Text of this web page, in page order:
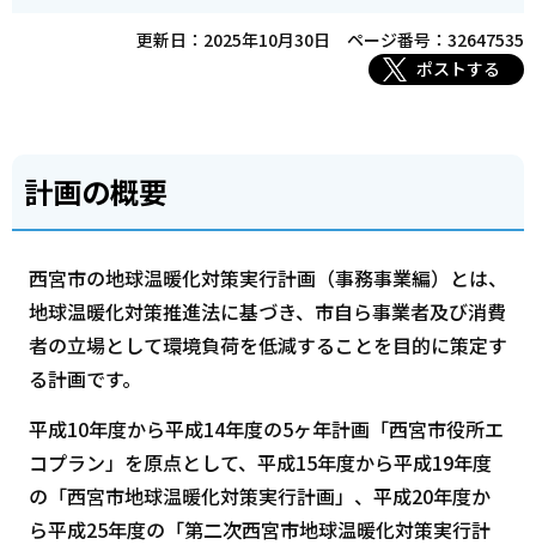
更新日：2025年10月30日
ページ番号：32647535
ポストする
計画の概要
西宮市の地球温暖化対策実行計画（事務事業編）とは、
地球温暖化対策推進法に基づき、市自ら事業者及び消費
者の立場として環境負荷を低減することを目的に策定す
る計画です。
平成10年度から平成14年度の5ヶ年計画「西宮市役所エ
コプラン」を原点として、平成15年度から平成19年度
の「西宮市地球温暖化対策実行計画」、平成20年度か
ら平成25年度の「第二次西宮市地球温暖化対策実行計